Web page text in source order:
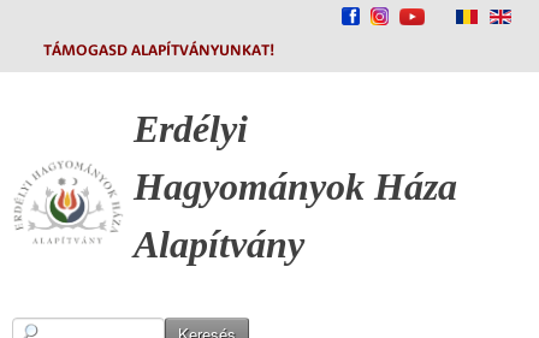
TÁMOGASD ALAPÍTVÁNYUNKAT!
Erdélyi
Hagyományok Háza
Alapítvány